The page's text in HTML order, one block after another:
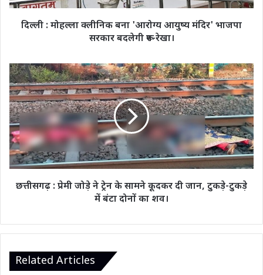
भाजपा
सरकार
बदलेगीदिल्ली : मोहल्ला क्लीनिक बना 'आरोग्य आयुष्य मंदिर' भाजपा
सरकार बदलेगी रूप-रेखा।
छत्तीसगढ़
:
प्रेमी
जोड़े
ने
ट्रेन
के
सामने
कूदकर
जान,
दोनों
छत्तीसगढ़ : प्रेमी जोड़े ने ट्रेन के सामने कूदकर दी जान, टुकड़े-टुकड़े
में बंटा दोनों का शव।
Related Articles